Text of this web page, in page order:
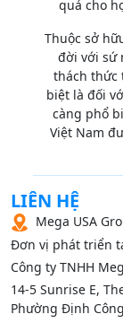
quả cho
Thuộc sở
đời với sứ
thách thức
biệt là đối
càng phổ
Việt Nam
LIÊN HỆ
Mega USA
Đơn vị phát triển
Công ty TNHH
14‑5 Sunrise E,
Phường Định